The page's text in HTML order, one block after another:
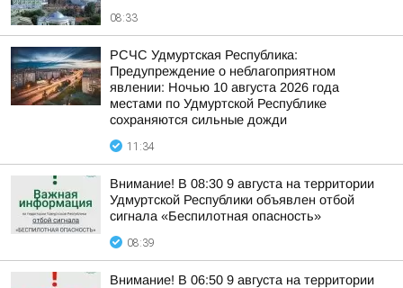
08:33
РСЧС Удмуртская Республика:
Предупреждение о неблагоприятном
явлении: Ночью 10 августа 2026 года
местами по Удмуртской Республике
сохраняются сильные дожди
11:34
Внимание! В 08:30 9 августа на территории
Удмуртской Республики объявлен отбой
сигнала «Беспилотная опасность»
08:39
Внимание! В 06:50 9 августа на территории